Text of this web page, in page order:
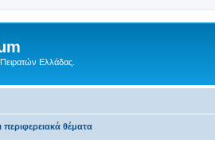
Ελλάδας.
περιφερειακά θέματα